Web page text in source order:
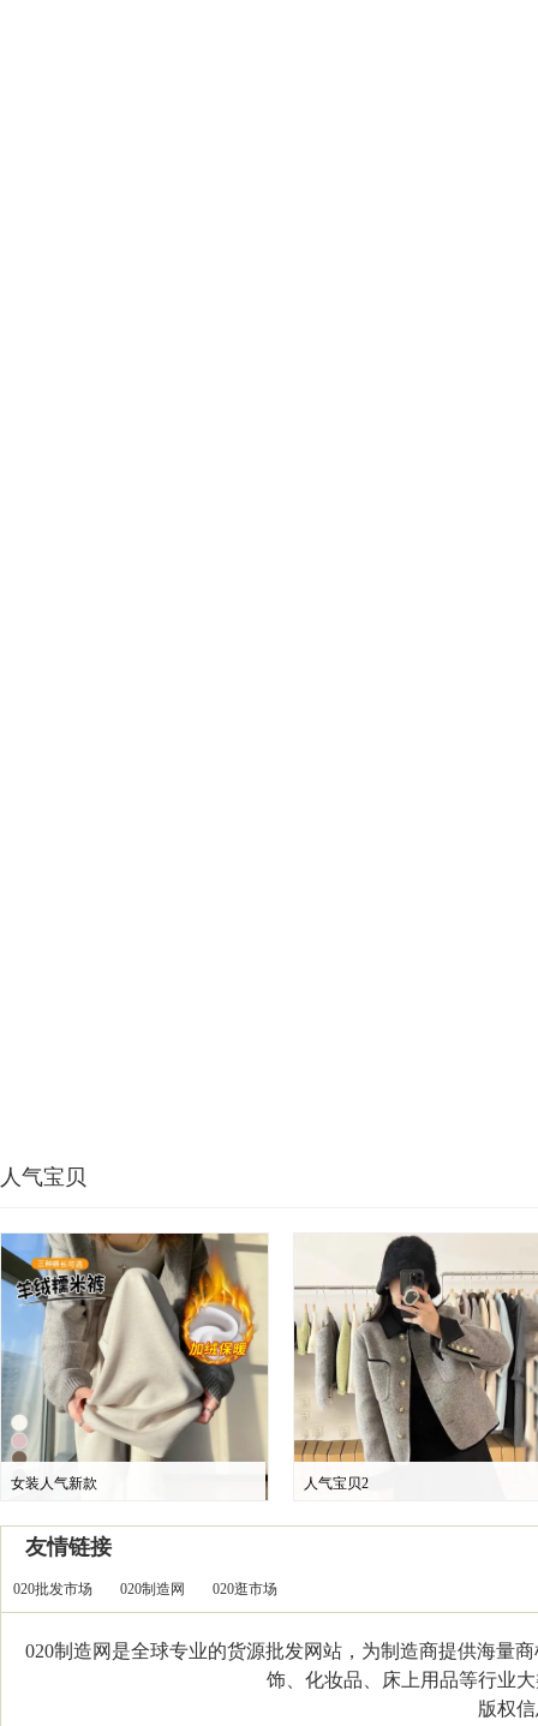
人气宝贝
女装人气新款 人气宝贝2
友情链接
020批发市场 020制造网 020逛市场
020制造网是全球专业的货源批发网站，为制造商提供海量
饰、化妆品、床上用品等行业
版权信